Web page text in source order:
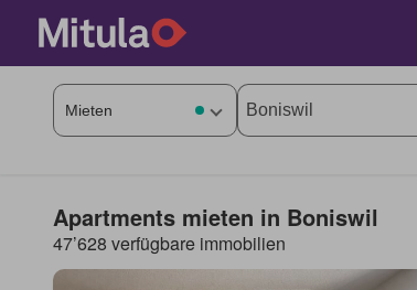
Apartments mieten in Boniswil
47’628 verfügbare immobilien